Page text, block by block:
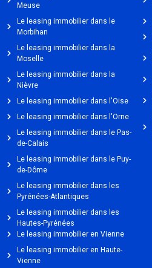
Meuse
Le leasing immobilier dans le
Morbihan
Le leasing immobilier dans la
Moselle
Le leasing immobilier dans la
Nièvre
Le leasing immobilier dans l'Oise
Le leasing immobilier dans l'Orne
Le leasing immobilier dans le Pas-
de-Calais
Le leasing immobilier dans le Puy-
de-Dôme
Le leasing immobilier dans les
Pyrénées-Atlantiques
Le leasing immobilier dans les
Hautes-Pyrénées
Le leasing immobilier en Vienne
Le leasing immobilier en Haute-
Vienne